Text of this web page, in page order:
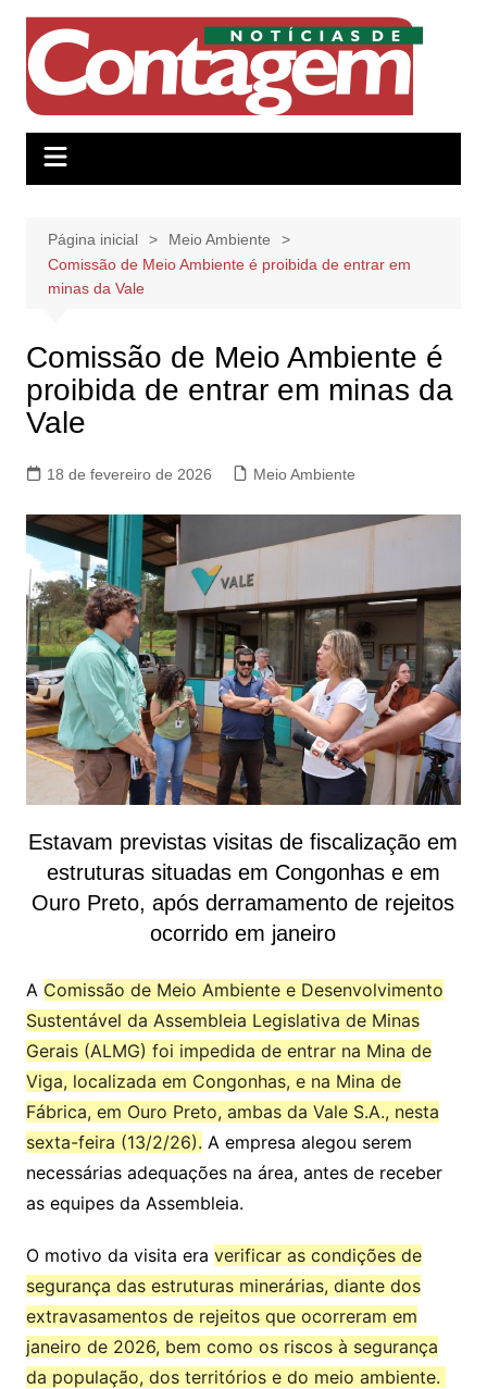
conteúdo
Página inicial
Meio Ambiente
Comissão de Meio Ambiente é proibida de entrar em
minas da Vale
Comissão de Meio Ambiente é
proibida de entrar em minas da
Vale
18 de fevereiro de 2026 Meio Ambiente
Estavam previstas visitas de fiscalização em
estruturas situadas em Congonhas e em
Ouro Preto, após derramamento de rejeitos
ocorrido em janeiro
A Comissão de Meio Ambiente e Desenvolvimento
Sustentável da Assembleia Legislativa de Minas
Gerais (ALMG) foi impedida de entrar na Mina de
Viga, localizada em Congonhas, e na Mina de
Fábrica, em Ouro Preto, ambas da Vale S.A., nesta
sexta-feira (13/2/26). A empresa alegou serem
necessárias adequações na área, antes de receber
as equipes da Assembleia.
O motivo da visita era verificar as condições de
segurança das estruturas minerárias, diante dos
extravasamentos de rejeitos que ocorreram em
janeiro de 2026, bem como os riscos à segurança
da população, dos territórios e do meio ambiente.